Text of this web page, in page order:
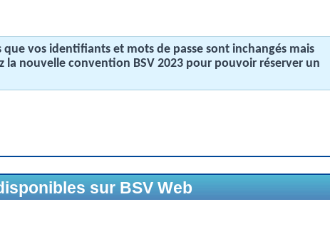
que vos identifiants et mots de passe sont inchangés mais
la nouvelle convention BSV 2023 pour pouvoir réserver un
sur BSV Web